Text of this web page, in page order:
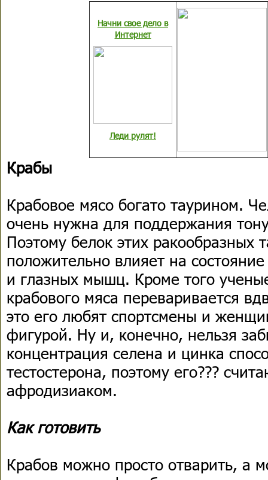
Начни свое дело в
Интернет
Леди рулят!
Крабы
Крабовое мясо богато таурином.
очень нужна для поддержания
Поэтому белок этих ракообразных
положительно влияет на
и глазных мышц. Кроме того
крабового мяса переваривается
это его любят спортсмены и
фигурой. Ну и, конечно, нельзя
концентрация селена и цинка
тестостерона, поэтому его???
афродизиаком.
Как готовить
Крабов можно просто отварить, а